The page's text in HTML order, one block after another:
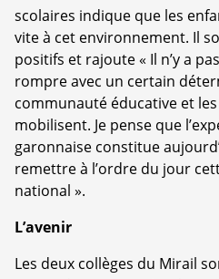
scolaires indique que les
vite à cet environnement. Il
positifs et rajoute « Il n’y a
rompre avec un certain
communauté éducative et
mobilisent. Je pense que
garonnaise constitue
remettre à l’ordre du jour
national ».
L’avenir
Les deux collèges du Mirail